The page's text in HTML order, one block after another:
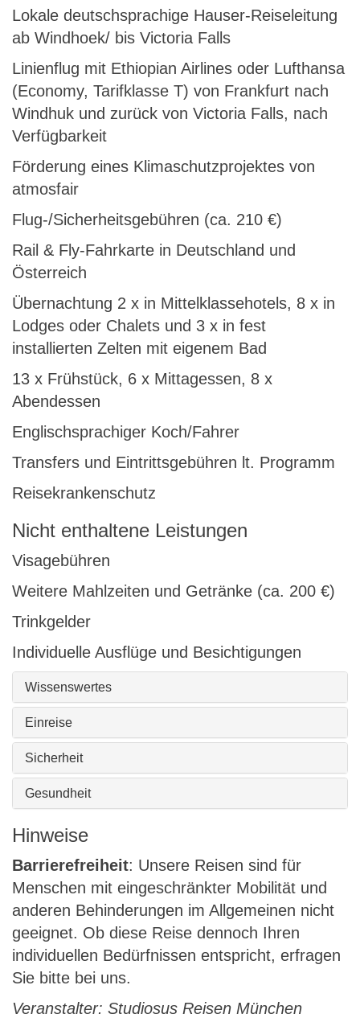
Lokale deutschsprachige Hauser-Reiseleitung
ab Windhoek/ bis Victoria Falls
Linienflug mit Ethiopian Airlines oder Lufthansa
(Economy, Tarifklasse T) von Frankfurt nach
Windhuk und zurück von Victoria Falls, nach
Verfügbarkeit
Förderung eines Klimaschutzprojektes von
atmosfair
Flug-/Sicherheitsgebühren (ca. 210 €)
Rail & Fly-Fahrkarte in Deutschland und
Österreich
Übernachtung 2 x in Mittelklassehotels, 8 x in
Lodges oder Chalets und 3 x in fest
installierten Zelten mit eigenem Bad
13 x Frühstück, 6 x Mittagessen, 8 x
Abendessen
Englischsprachiger Koch/Fahrer
Transfers und Eintrittsgebühren lt. Programm
Reisekrankenschutz
Nicht enthaltene Leistungen
Visagebühren
Weitere Mahlzeiten und Getränke (ca. 200 €)
Trinkgelder
Individuelle Ausflüge und Besichtigungen
Wissenswertes
Einreise
Sicherheit
Gesundheit
Hinweise
Barrierefreiheit: Unsere Reisen sind für
Menschen mit eingeschränkter Mobilität und
anderen Behinderungen im Allgemeinen nicht
geeignet. Ob diese Reise dennoch Ihren
individuellen Bedürfnissen entspricht, erfragen
Sie bitte bei uns.
Veranstalter: Studiosus Reisen München